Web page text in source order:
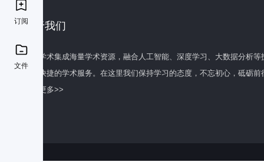
订阅
文件
关于我们
百度学术集成海量学术资源，融合人工智能、深度学习、大数据分析
全面快捷的学术服务。在这里我们保持学习的态度，不忘初心，砥砺前
了解更多>>